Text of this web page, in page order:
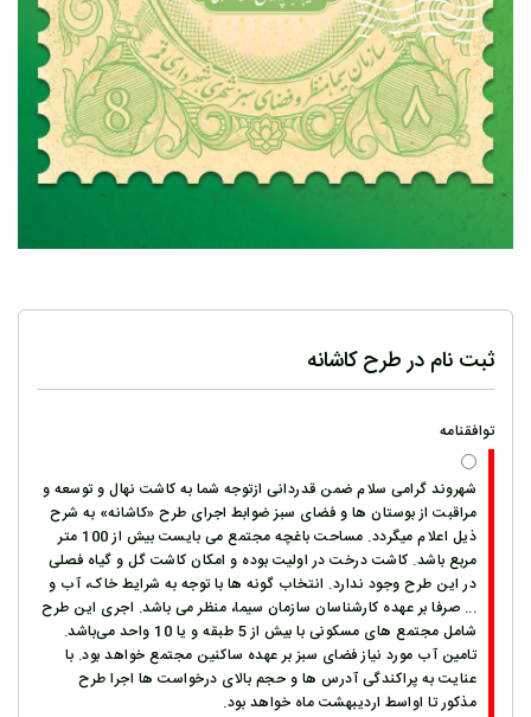
ثبت نام در طرح کاشانه
توافقنامه
شهروند گرامی سلام ضمن قدردانی ازتوجه شما به کاشت نهال و توسعه و
مراقبت از بوستان ها و فضای سبز ضوابط اجرای طرح «کاشانه» به شرح
ذیل اعلام میگردد. مساحت باغچه مجتمع می بایست بیش از 100 متر
مربع باشد. کاشت درخت در اولیت بوده و امکان کاشت گل و گیاه فصلی
در این طرح وجود ندارد. انتخاب گونه ها با توجه به شرایط خاک، آب و
... صرفا بر عهده کارشناسان سازمان سیما، منظر می باشد. اجری این طرح
شامل مجتمع های مسکونی با بیش از 5 طبقه و یا 10 واحد می‌باشد.
تامین آب مورد نیاز فضای سبز بر عهده ساکنین مجتمع خواهد بود. با
عنایت به پراکندگی آدرس ها و حجم بالای درخواست ها اجرا طرح
مذکور تا اواسط اردیبهشت ماه خواهد بود.